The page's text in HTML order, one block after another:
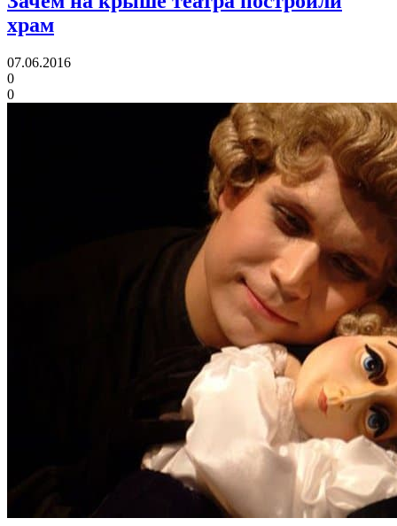
храм
07.06.2016
0
0